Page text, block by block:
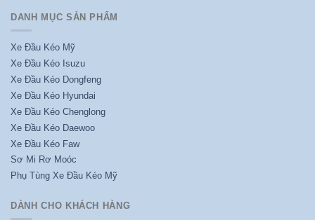
DANH MỤC SẢN PHẨM
Xe Đầu Kéo Mỹ
Xe Đầu Kéo Isuzu
Xe Đầu Kéo Dongfeng
Xe Đầu Kéo Hyundai
Xe Đầu Kéo Chenglong
Xe Đầu Kéo Daewoo
Xe Đầu Kéo Faw
Sơ Mi Rơ Moóc
Phụ Tùng Xe Đầu Kéo Mỹ
DÀNH CHO KHÁCH HÀNG